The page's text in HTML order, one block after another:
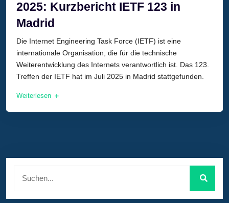
2025: Kurzbericht IETF 123 in
Madrid
Die Internet Engineering Task Force (IETF) ist eine
internationale Organisation, die für die technische
Weiterentwicklung des Internets verantwortlich ist. Das 123.
Treffen der IETF hat im Juli 2025 in Madrid stattgefunden.
Weiterlesen